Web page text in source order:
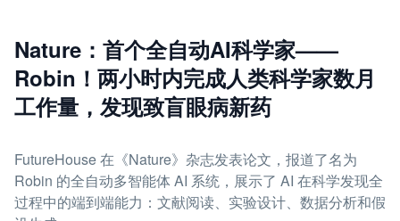
Nature：首个全自动AI科学家——
Robin！两小时内完成人类科学家数月
工作量，发现致盲眼病新药
FutureHouse 在《Nature》杂志发表论文，报道了名为
Robin 的全自动多智能体 AI 系统，展示了 AI 在科学发现全
过程中的端到端能力：文献阅读、实验设计、数据分析和假